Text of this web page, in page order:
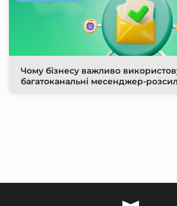
Чому бізнесу важливо
багатоканальні месенджер-